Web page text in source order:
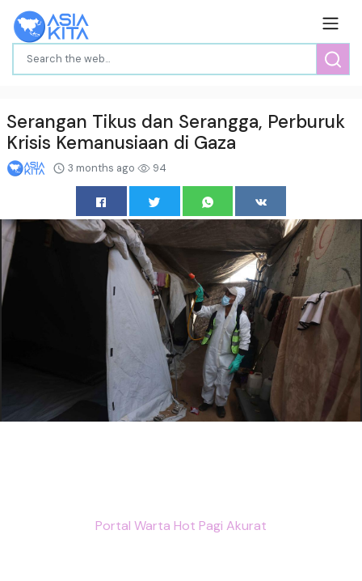
Serangan Tikus dan Serangga, Perburuk
Krisis Kemanusiaan di Gaza
3 months ago 94
Portal Warta Hot Pagi Akurat